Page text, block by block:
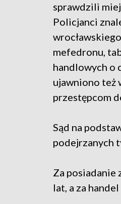
sprawdzili
Policjanci
mefedronu,
handlowych o
ujawniono też
przestępcom
Sąd na
podejrzanych
Za posiadanie
lat, a za